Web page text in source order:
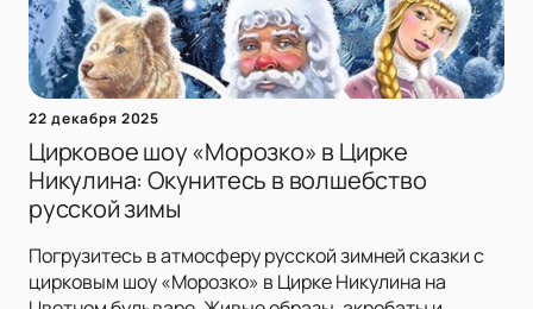
22 декабря 2025
Цирковое шоу «Морозко» в Цирке
Никулина: Окунитесь в волшебство
русской зимы
Погрузитесь в атмосферу русской зимней сказки с
цирковым шоу «Морозко» в Цирке Никулина на